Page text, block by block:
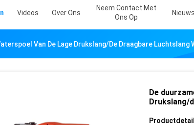
Videos Over Ons
Neem Contact Met
Ons Op
Nieuws
Van De Lage Drukslang/de Draagbare Luchtslang
De
Drukslang/